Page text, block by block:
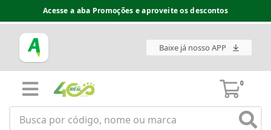
Acesse a aba Promoções e aproveite os descontos
Baixe já nosso APP
0